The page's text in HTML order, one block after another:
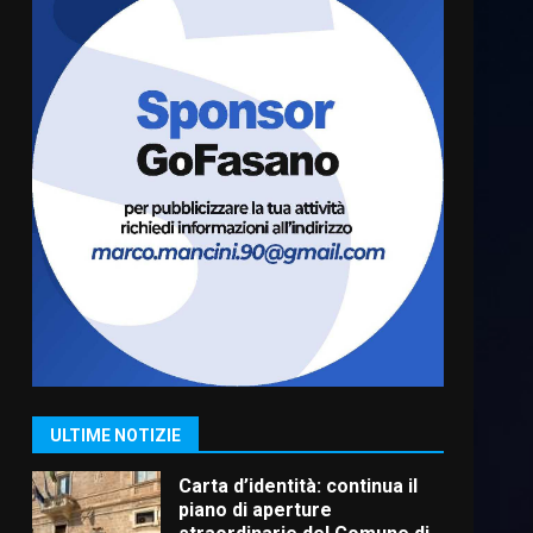
ULTIME NOTIZIE
escluso dal campionato
5 Agosto 2026 17:30
7
Truffatori in azione nelle
frazioni fasanesi
5 Agosto 2026 11:03
1
Fasanese ferito a colpi di
arma da fuoco
6 Agosto 2026 18:13
Carta d’identità: continua il
piano di aperture